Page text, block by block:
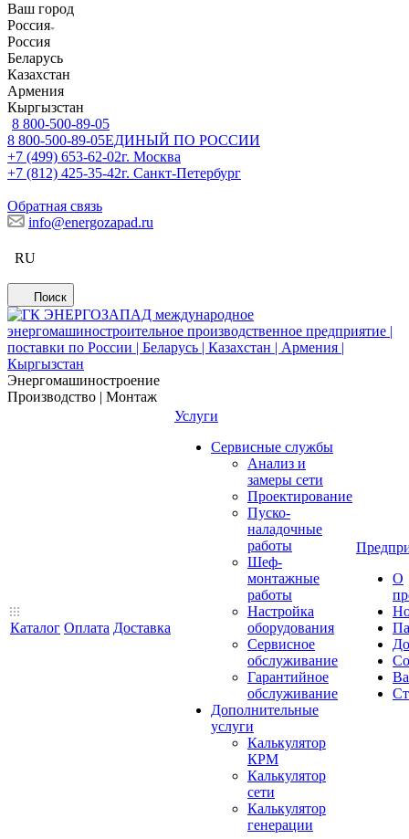
Ваш город
Россия
Россия
Беларусь
Казахстан
Армения
Кыргызстан
8 800-500-89-05
8 800-500-89-05ЕДИНЫЙ ПО РОССИИ
+7 (499) 653-62-02г. Москва
+7 (812) 425-35-42г. Санкт-Петербург
Обратная связь
info@energozapad.ru
RU
Поиск
Энергомашиностроение
Производство | Монтаж
Каталог Оплата Доставка
Услуги
Сервисные службы
Анализ и
замеры сети
Проектирование
Пуско-
наладочные
работы
Шеф-
монтажные
работы
Настройка
оборудования
Сервисное
обслуживание
Гарантийное
обслуживание
Дополнительные
услуги
Калькулятор
КРМ
Калькулятор
сети
Калькулятор
генерации
О